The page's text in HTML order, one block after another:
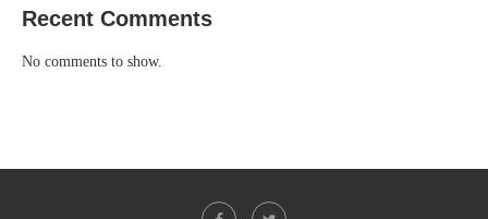
Recent Comments
No comments to show.